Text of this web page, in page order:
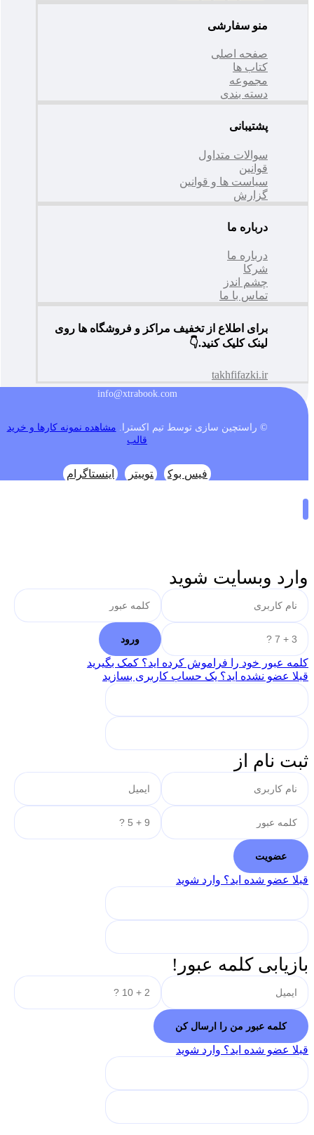
منو سفارشی
صفحه اصلی
کتاب ها
مجموعه
دسته بندی
پشتیبانی
سوالات متداول
قوانین
سیاست ها و قوانین
گزارش
درباره ما
درباره ما
شرکا
چشم اندز
تماس با ما
برای اطلاع از تخفیف مراکز و فروشگاه ها روی
لینک کلیک کنید.👇
takhfifazki.ir
info@xtrabook.com
© راستچین سازی توسط تیم اکسترا. مشاهده نمونه کارها و خرید
قالب
فیس بوک توییتر اینستاگرام
وارد وبسایت شوید
کلمه عبور خود را فراموش کرده اید؟ کمک بگیرید
قبلا عضو نشده اید؟ یک حساب کاربری بسازید
ثبت نام از
قبلا عضو شده اید؟ وارد شوید
بازیابی کلمه عبور!
قبلا عضو شده اید؟ وارد شوید